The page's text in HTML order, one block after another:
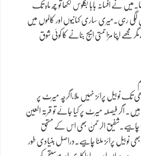
نے افسانہ بابا بگلوس لکھا تو چھ ماہ تک
رہی۔میری ساری کہانیوں اور کالموں میں
مجھے اپنا مزاحمتی امیج بنانے کا کوئی شوق
تک نوبیل پرائز نہیں ملا،اگرچہ میرٹ پر
اگر فیصلہ میرٹ پر کیا جائے تو قرتہ العین
ملنا چاہیے۔شفیق الرحمنٰ بھی اس کے مستحق
بھی نوبیل پرائز ملنا چاہیے۔دراصل بنیادی طور